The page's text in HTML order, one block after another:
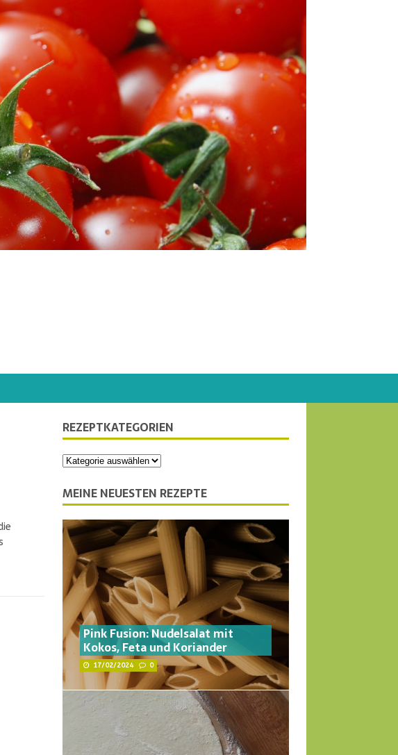
REZEPTKATEGORIEN
MEINE NEUESTEN REZEPTE
Pink Fusion: Nudelsalat mit
Kokos, Feta und Koriander
17/02/2024 0